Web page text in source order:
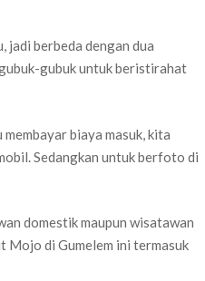
jadi berbeda dengan dua
gubuk untuk beristirahat
biaya masuk, kita
Sedangkan untuk berfoto di
domestik maupun wisatawan
Mojo di Gumelem ini termasuk